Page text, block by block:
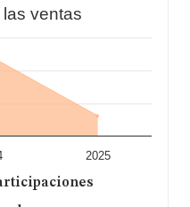
en el ámbito
de euros y la media
318 mil euros de
información relativa a la
de datos de INFORMA
en 2024 de hasta
sectorial, la media
de antigüedad desde la
ventas
2025